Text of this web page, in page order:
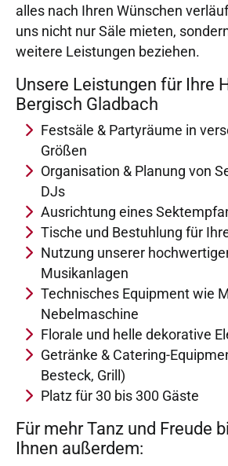
alles nach Ihren Wünschen
uns nicht nur Säle mieten,
weitere Leistungen beziehen.
Unsere Leistungen für Ihre
Bergisch Gladbach
Festsäle & Partyräume in
Größen
Organisation & Planung von
DJs
Ausrichtung eines
Tische und Bestuhlung für
Nutzung unserer
Musikanlagen
Technisches Equipment wie
Nebelmaschine
Florale und helle dekorative
Getränke & Catering-
Besteck, Grill)
Platz für 30 bis 300 Gäste
Für mehr Tanz und Freude
Ihnen außerdem: